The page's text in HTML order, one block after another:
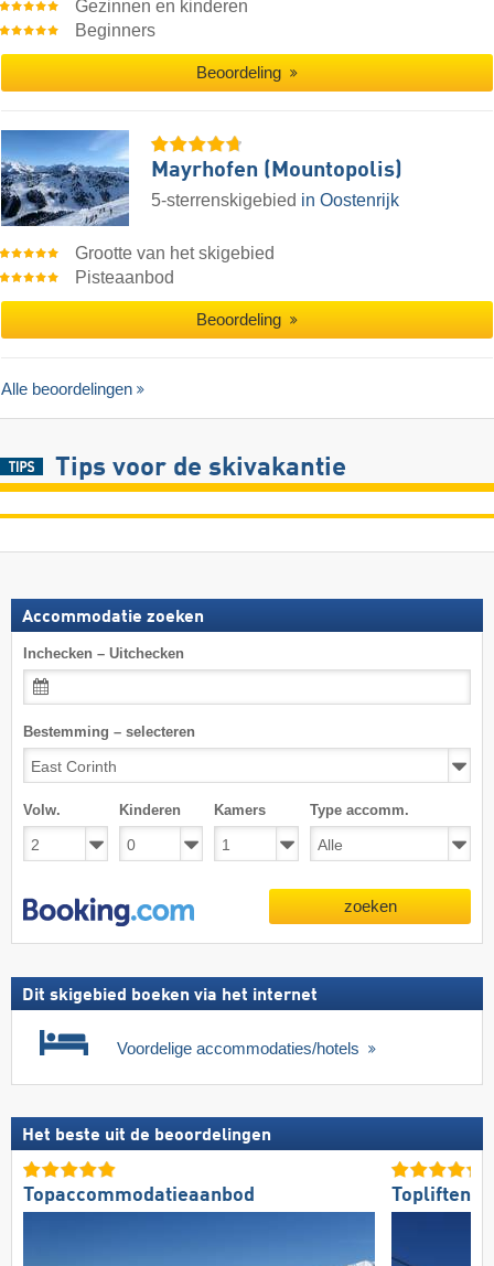
Gezinnen en kinderen
Beginners
Beoordeling
Mayrhofen (Mountopolis)
5-sterrenskigebied in Oostenrijk
Grootte van het skigebied
Pisteaanbod
Beoordeling
Alle beoordelingen
Tips voor de skivakantie
Accommodatie zoeken
Inchecken – Uitchecken
Bestemming – selecteren
Volw. Kinderen Kamers Type accomm.
zoeken
Dit skigebied boeken via het internet
Voordelige accommodaties/hotels
Het beste uit de beoordelingen
Topaccommodatieaanbod Topliften